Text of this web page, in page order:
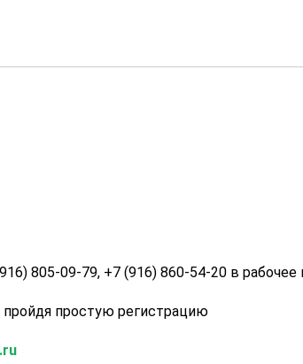
805-09-79, +7 (916) 860-54-20 в
пройдя простую регистрацию